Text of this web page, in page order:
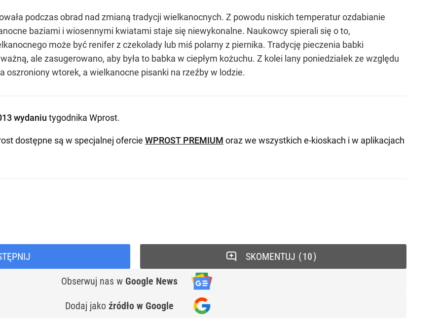
podczas obrad nad zmianą tradycji wielkanocnych. Z powodu niskich temperatur ozdabianie
baziami i wiosennymi kwiatami staje się niewykonalne. Naukowcy spierali się o to,
może być renifer z czekolady lub miś polarny z piernika. Tradycję pieczenia babki
ale zasugerowano, aby była to babka w ciepłym kożuchu. Z kolei lany poniedziałek ze względu
oszroniony wtorek, a wielkanocne pisanki na rzeźby w lodzie.
wydaniu tygodnika Wprost.
dostępne są w specjalnej ofercie WPROST PREMIUM oraz we wszystkich e-kioskach i w aplikacjach
Obserwuj nas w Google News
Dodaj jako źródło w Google
SKOMENTUJ 10